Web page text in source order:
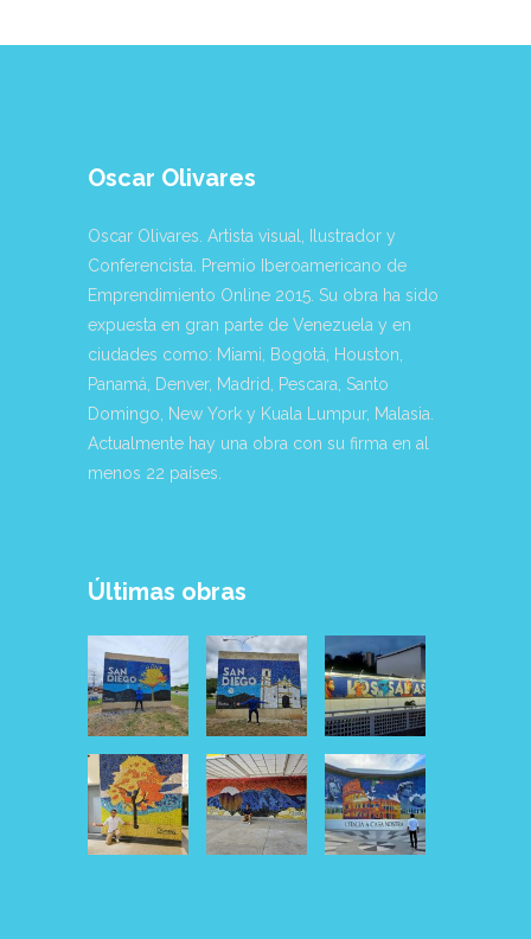
Oscar Olivares
Oscar Olivares. Artista visual, Ilustrador y
Conferencista. Premio Iberoamericano de
Emprendimiento Online 2015. Su obra ha sido
expuesta en gran parte de Venezuela y en
ciudades como: Miami, Bogotá, Houston,
Panamá, Denver, Madrid, Pescara, Santo
Domingo, New York y Kuala Lumpur, Malasia.
Actualmente hay una obra con su firma en al
menos 22 países.
Últimas obras